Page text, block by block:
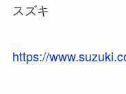
スズキ
https://